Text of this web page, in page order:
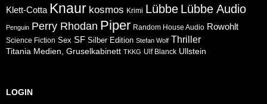
Klett-Cotta Knaur kosmos Krimi Lübbe Lübbe Audio
Penguin Perry Rhodan Piper Random House Audio Rowohlt
Science Fiction Sex SF Silber Edition Stefan Wolf Thriller
Titania Medien, Gruselkabinett TKKG Ulf Blanck Ullstein
LOGIN